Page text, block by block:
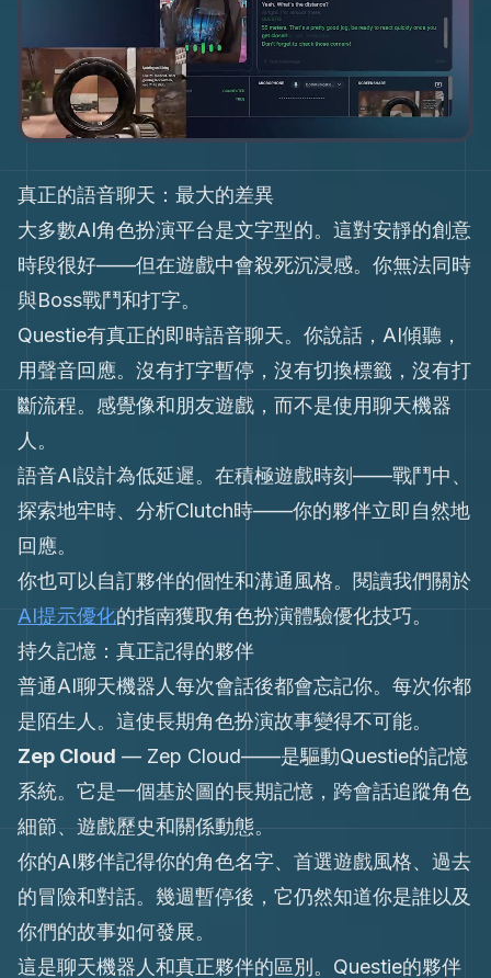
真正的語音聊天：最大的差異
大多數AI角色扮演平台是文字型的。這對安靜的創意
時段很好——但在遊戲中會殺死沉浸感。你無法同時
與Boss戰鬥和打字。
Questie有真正的即時語音聊天。你說話，AI傾聽，
用聲音回應。沒有打字暫停，沒有切換標籤，沒有打
斷流程。感覺像和朋友遊戲，而不是使用聊天機器
人。
語音AI設計為低延遲。在積極遊戲時刻——戰鬥中、
探索地牢時、分析Clutch時——你的夥伴立即自然地
回應。
你也可以自訂夥伴的個性和溝通風格。閱讀我們關於
AI提示優化的指南獲取角色扮演體驗優化技巧。
持久記憶：真正記得的夥伴
普通AI聊天機器人每次會話後都會忘記你。每次你都
是陌生人。這使長期角色扮演故事變得不可能。
Zep Cloud — Zep Cloud——是驅動Questie的記憶
系統。它是一個基於圖的長期記憶，跨會話追蹤角色
細節、遊戲歷史和關係動態。
你的AI夥伴記得你的角色名字、首選遊戲風格、過去
的冒險和對話。幾週暫停後，它仍然知道你是誰以及
你們的故事如何發展。
這是聊天機器人和真正夥伴的區別。Questie的夥伴